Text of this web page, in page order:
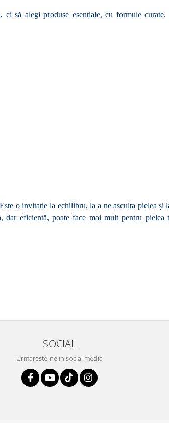
să alegi produse esențiale, cu formule curate,
o invitație la echilibru, la a ne asculta pielea și
dar eficientă, poate face mai mult pentru pielea
SOCIAL
Urmareste-ne in social media